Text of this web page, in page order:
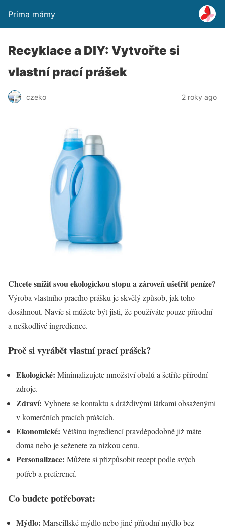
Prima mámy
Recyklace a DIY: Vytvořte si
vlastní prací prášek
czeko 2 roky ago
Chcete snížit svou ekologickou stopu a zároveň ušetřit peníze?
Výroba vlastního pracího prášku je skvělý způsob, jak toho
dosáhnout. Navíc si můžete být jisti, že používáte pouze přírodní
a neškodlivé ingredience.
Proč si vyrábět vlastní prací prášek?
Ekologické: Minimalizujete množství obalů a šetříte přírodní
zdroje.
Zdraví: Vyhnete se kontaktu s dráždivými látkami obsaženými
v komerčních pracích prášcích.
Ekonomické: Většinu ingrediencí pravděpodobně již máte
doma nebo je seženete za nízkou cenu.
Personalizace: Můžete si přizpůsobit recept podle svých
potřeb a preferencí.
Co budete potřebovat:
Mýdlo: Marseillské mýdlo nebo jiné přírodní mýdlo bez